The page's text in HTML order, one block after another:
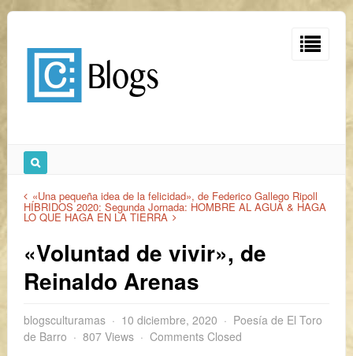
«Una pequeña idea de la felicidad», de Federico Gallego Ripoll
HÍBRIDOS 2020: Segunda Jornada: HOMBRE AL AGUA & HAGA
LO QUE HAGA EN LA TIERRA
«Voluntad de vivir», de
Reinaldo Arenas
blogsculturamas 10 diciembre, 2020
Poesía de El Toro
de Barro
807 Views Comments Closed